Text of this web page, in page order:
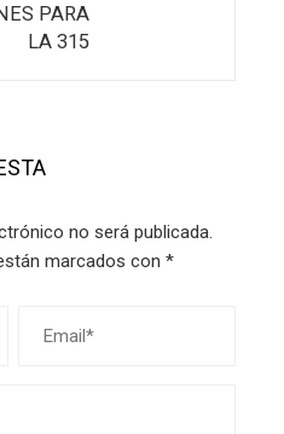
PARA
LA 315
no será publicada.
marcados con *